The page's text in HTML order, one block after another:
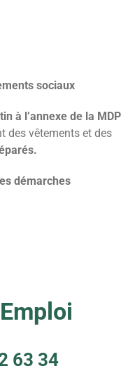
sociaux
à l’annexe de la MDP
des vêtements et des
démarches
63 34